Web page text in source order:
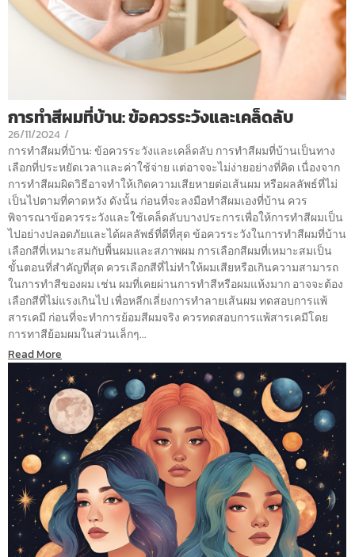
การทำสีผมที่บ้าน: ข้อควรระวังและเคล็ดลับ
26/11/2024 /
การทำสีผมที่บ้าน: ข้อควรระวังและเคล็ดลับ การทำสีผมที่บ้านเป็นทาง
เลือกที่ประหยัดเวลาและค่าใช้จ่าย แต่อาจจะไม่ง่ายอย่างที่คิด เนื่องจาก
การทำสีผมผิดวิธีอาจทำให้เกิดความเสียหายต่อเส้นผม หรือผลลัพธ์ที่ไม่
เป็นไปตามที่คาดหวัง ดังนั้น ก่อนที่จะลงมือทำสีผมเองที่บ้าน ควร
พิจารณาข้อควรระวังและใช้เคล็ดลับบางประการเพื่อให้การทำสีผมเป็น
ไปอย่างปลอดภัยและได้ผลลัพธ์ที่ดีที่สุด ข้อควรระวังในการทำสีผมที่บ้าน
เลือกสีที่เหมาะสมกับพื้นผมและสภาพผม การเลือกสีผมที่เหมาะสมเป็น
ขั้นตอนที่สำคัญที่สุด ควรเลือกสีที่ไม่ทำให้ผมเสียหรือเกินความสามารถ
ในการทำสีของผม เช่น ผมที่เคยผ่านการทำสีหรือผมแห้งมาก อาจจะต้อง
เลือกสีที่ไม่แรงเกินไป เพื่อหลีกเลี่ยงการทำลายเส้นผม ทดสอบการแพ้
สารเคมี ก่อนที่จะทำการย้อมสีผมจริง ควรทดสอบการแพ้สารเคมีโดย
การทาสีย้อมผมในส่วนเล็กๆ...
Read More